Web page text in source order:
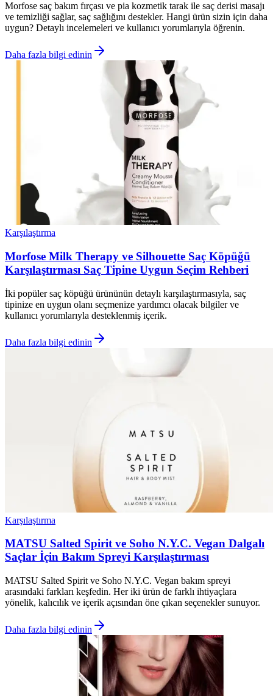
Morfose saç bakım fırçası ve pia kozmetik tarak ile saç derisi masajı
ve temizliği sağlar, saç sağlığını destekler. Hangi ürün sizin için daha
uygun? Detaylı incelemeleri ve kullanıcı yorumlarıyla öğrenin.
Daha fazla bilgi edinin
Karşılaştırma
Morfose Milk Therapy ve Silhouette Saç Köpüğü
Karşılaştırması Saç Tipine Uygun Seçim Rehberi
İki popüler saç köpüğü ürününün detaylı karşılaştırmasıyla, saç
tipinize en uygun olanı seçmenize yardımcı olacak bilgiler ve
kullanıcı yorumlarıyla desteklenmiş içerik.
Daha fazla bilgi edinin
Karşılaştırma
MATSU Salted Spirit ve Soho N.Y.C. Vegan Dalgalı
Saçlar İçin Bakım Spreyi Karşılaştırması
MATSU Salted Spirit ve Soho N.Y.C. Vegan bakım spreyi
arasındaki farkları keşfedin. Her iki ürün de farklı ihtiyaçlara
yönelik, kalıcılık ve içerik açısından öne çıkan seçenekler sunuyor.
Daha fazla bilgi edinin